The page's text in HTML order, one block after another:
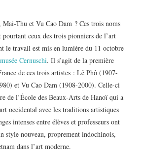
Mai-Thu et Vu Cao Dam ? Ces trois noms
pourtant ceux des trois pionniers de l’art
le travail est mis en lumière du 11 octobre
musée Cernuschi. Il s’agit de la première
de ces trois artistes : Lê Phô (1907-
et Vu Cao Dam (1908-2000). Celle-ci
de l’École des Beaux-Arts de Hanoï qui a
occidental avec les traditions artistiques
intenses entre élèves et professeurs ont
style nouveau, proprement indochinois,
dans l’art moderne.